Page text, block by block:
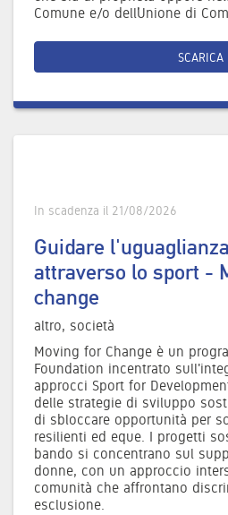
Comune e/o dell’Unione di
SCARICA
In scadenza il 21/08/2026
Guidare
attraverso lo sport -
change
altro, società
Moving for Change è un
Foundation incentrato
approcci Sport for
delle strategie di sviluppo
di sbloccare opportunità per
resilienti ed eque. I progetti
bando si concentrano sul
donne, con un approccio
comunità che affrontano
esclusione.